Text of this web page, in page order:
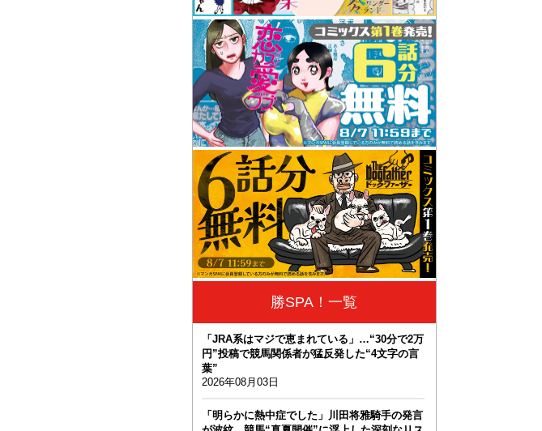
勝SPA！一覧
「JRA系はマジで恵まれている」…“30分で2万
円”投稿で競馬関係者が猛反発した“4文字の言
葉”
2026年08月03日
「明らかに熱中症でした」川田将雅騎手の発言